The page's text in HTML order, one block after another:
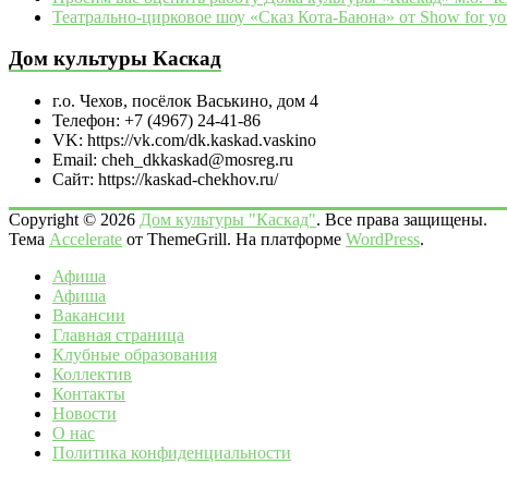
Театрально‑цирковое шоу «Сказ Кота‑Баюна» от Show for
Дом культуры Каскад
г.о. Чехов, посёлок Васькино, дом 4
Телефон: +7 (4967) 24-41-86
VK: https://vk.com/dk.kaskad.vaskino
Email: cheh_dkkaskad@mosreg.ru
Сайт: https://kaskad-chekhov.ru/
Copyright © 2026 Дом культуры "Каскад". Все права защищены.
Тема Accelerate от ThemeGrill. На платформе WordPress.
Афиша
Афиша
Вакансии
Главная страница
Клубные образования
Коллектив
Контакты
Новости
О нас
Политика конфиденциальности